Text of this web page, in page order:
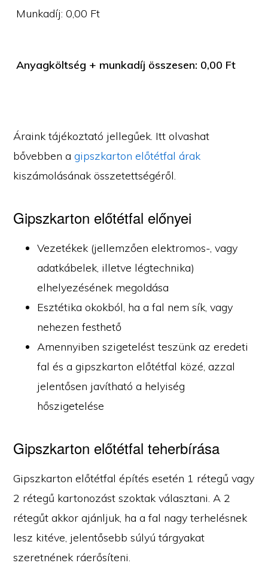
Munkadíj:0,00 Ft
Anyagköltség + munkadíj összesen: 0,00 Ft
Áraink tájékoztató jellegűek. Itt olvashat
bővebben agipszkarton előtétfal árak
kiszámolásának összetettségéről.
Gipszkarton előtétfal előnyei
Vezetékek (jellemzően elektromos-, vagy
adatkábelek, illetve légtechnika)
elhelyezésének megoldása
Esztétika okokból, ha a fal nem sík, vagy
nehezen festhető
Amennyiben szigetelést teszünk az eredeti
fal és a gipszkarton előtétfal közé, azzal
jelentősen javítható a helyiség
hőszigetelése
Gipszkarton előtétfal teherbírása
Gipszkarton előtétfal építés esetén 1 rétegű vagy
2 rétegű kartonozást szoktak választani. A 2
rétegűt akkor ajánljuk, ha a fal nagy terhelésnek
lesz kitéve, jelentősebb súlyú tárgyakat
szeretnének ráerősíteni.